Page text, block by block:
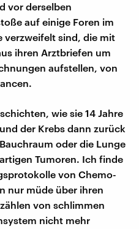
vor derselben
auf einige Foren im
verzweifelt sind, die mit
ihren Arztbriefen um
aufstellen, von
wie sie 14 Jahre
der Krebs dann zurück
oder die Lunge
Tumoren. Ich finde
von Chemo-
nur müde über ihren
von schlimmen
nicht mehr